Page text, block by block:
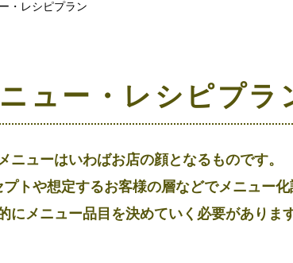
・レシピプラン
ュー・レシピプラ
メニューはいわばお店の顔となるものです。
トや想定するお客様の層などでメニュー化
にメニュー品目を決めていく必要があります